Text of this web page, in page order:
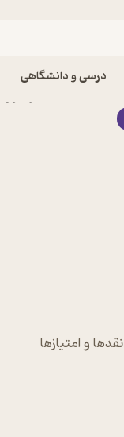
درسی و دانشگاهی
نقدها و امتیازها